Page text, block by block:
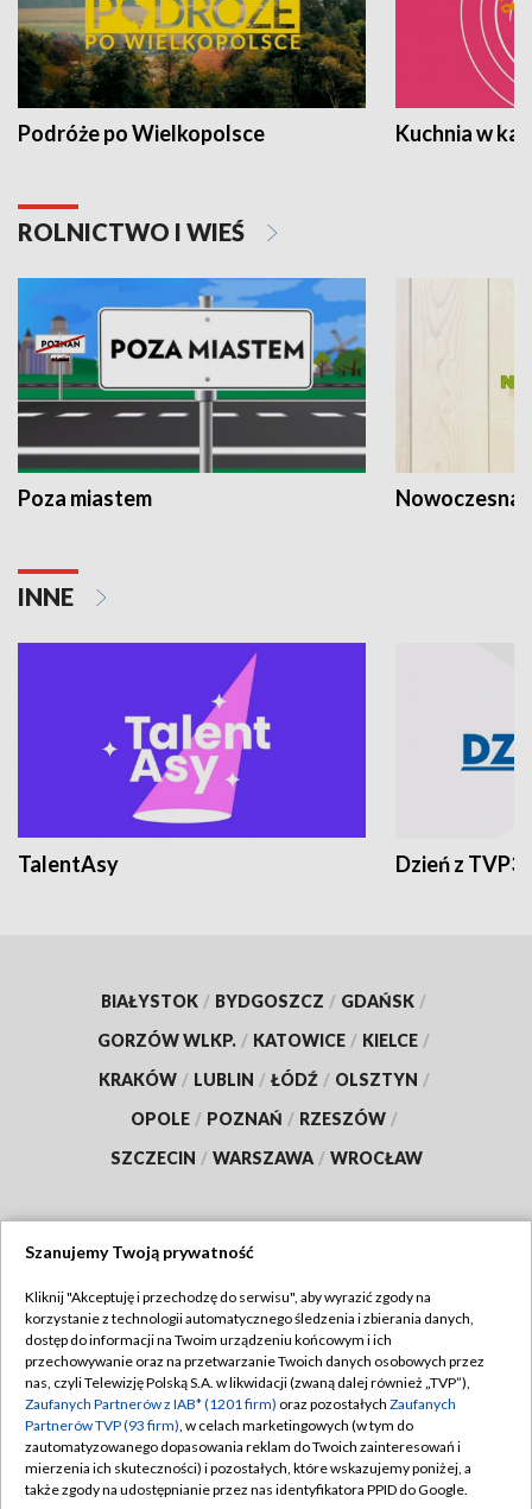
Podróże po Wielkopolsce Kuchnia w
ROLNICTWO I WIEŚ
Poza miastem Nowoczesna
INNE
TalentAsy Dzień z TVP3
BIAŁYSTOK / BYDGOSZCZ / GDAŃSK /
GORZÓW WLKP. / KATOWICE / KIELCE /
KRAKÓW / LUBLIN / ŁÓDŹ / OLSZTYN /
OPOLE / POZNAŃ / RZESZÓW /
SZCZECIN / WARSZAWA / WROCŁAW
TVP
Abonament TVP
Emisja w TVP
Centrum informacji TVP
Naziemna Telewizja Cyfrowa
Regulamin TVP
Polityka prywatności
Moje zgody
Pomoc
Szanujemy Twoją prywatność
Kliknij "Akceptuję i przechodzę do serwisu", aby wyrazić zgody na
korzystanie z technologii automatycznego śledzenia i zbierania danych,
dostęp do informacji na Twoim urządzeniu końcowym i ich
przechowywanie oraz na przetwarzanie Twoich danych osobowych przez
nas, czyli Telewizję Polską S.A. w likwidacji (zwaną dalej również „TVP”),
Zaufanych Partnerów z IAB* (1201 firm) oraz pozostałych Zaufanych
Partnerów TVP (93 firm), w celach marketingowych (w tym do
zautomatyzowanego dopasowania reklam do Twoich zainteresowań i
mierzenia ich skuteczności) i pozostałych, które wskazujemy poniżej, a
także zgody na udostępnianie przez nas identyfikatora PPID do Google.